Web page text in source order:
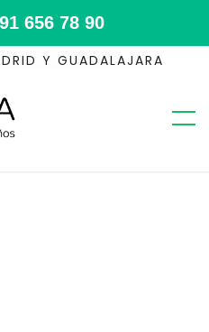
91 656 78 90
Y GUADALAJARA